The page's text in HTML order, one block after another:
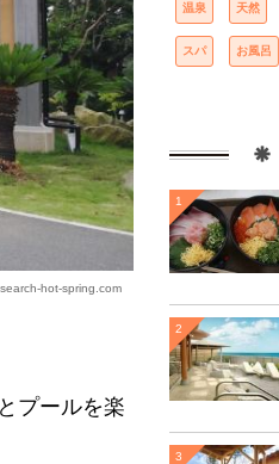
hot-spring.com
プールを楽
温泉 天然
スパ お風呂
1
2
3